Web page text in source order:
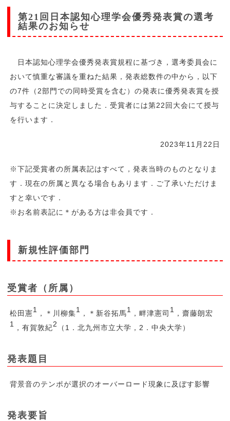
第21回日本認知心理学会優秀発表賞の選考
結果のお知らせ
日本認知心理学会優秀発表賞規程に基づき，選考委員会に
おいて慎重な審議を重ねた結果，発表総数件の中から，以下
の7件（2部門での同時受賞を含む）の発表に優秀発表賞を授
与することに決定しました．受賞者には第22回大会にて授与
を行います．
2023年11月22日
※下記受賞者の所属表記はすべて，発表当時のものとなりま
す．現在の所属と異なる場合もあります．ご了承いただけま
すと幸いです．
※お名前表記に＊がある方は非会員です．
新規性評価部門
受賞者（所属）
松田憲1 ，＊川柳集1 ，＊新谷拓馬1 ，畔津憲司 1
，齋藤朗宏
1
，有賀敦紀2 （1．北九州市立大学，2．中央大学）
発表題目
背景音のテンポが選択のオーバーロード現象に及ぼす影響
発表要旨